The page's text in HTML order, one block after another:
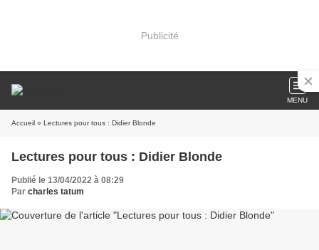
Publicité
MENU
Accueil » Lectures pour tous : Didier Blonde
Lectures pour tous : Didier Blonde
Publié le 13/04/2022 à 08:29
Par charles tatum